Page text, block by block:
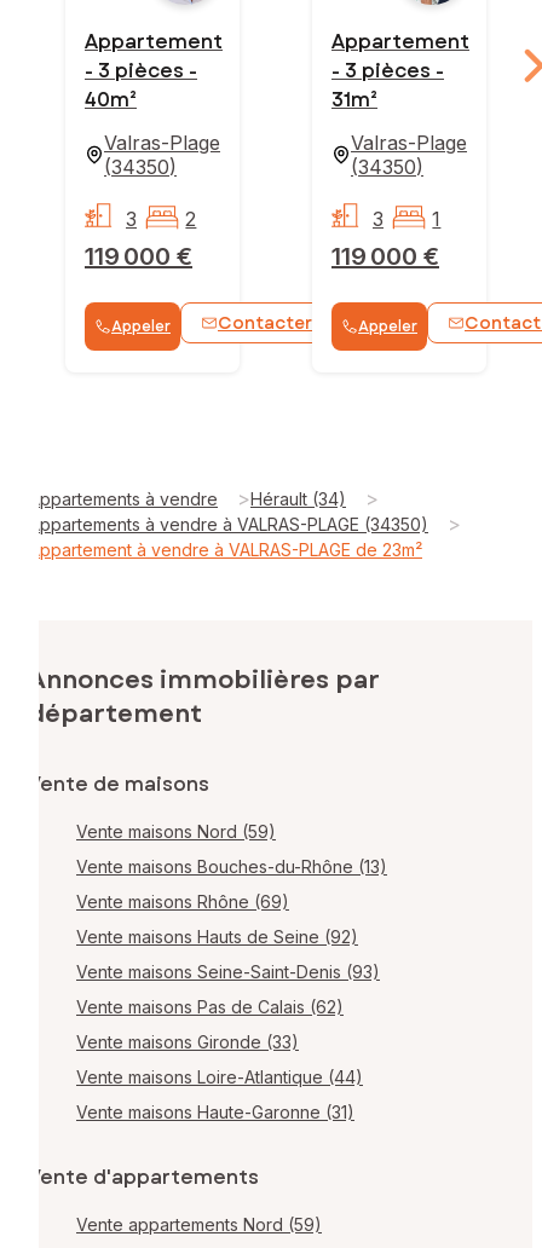
Appartement
- 3 pièces -
40m²
Valras-Plage
(34350)
119 000 €
3 2
Appeler Contacter WhatsApp
Appartement
- 3 pièces -
31m²
Valras-Plage
(34350)
119 000 €
3 1
Appeler
Appartements à vendre >Hérault (34) >
Appartements à vendre à VALRAS-PLAGE (34350) >
Appartement à vendre à VALRAS-PLAGE de 23m²
Annonces immobilières par
département
Vente de maisons
Vente maisons Nord (59)
Vente maisons Bouches-du-Rhône (13)
Vente maisons Rhône (69)
Vente maisons Hauts de Seine (92)
Vente maisons Seine-Saint-Denis (93)
Vente maisons Pas de Calais (62)
Vente maisons Gironde (33)
Vente maisons Loire-Atlantique (44)
Vente maisons Haute-Garonne (31)
Vente d'appartements
Vente appartements Nord (59)